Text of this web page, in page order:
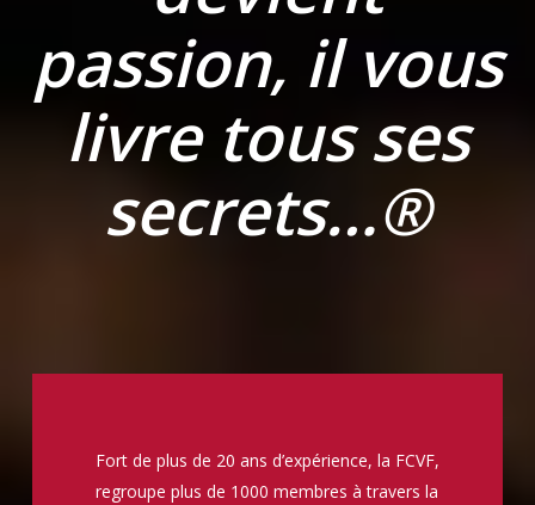
passion, il vous
livre tous ses
secrets…®️
Fort de plus de 20 ans d’expérience, la FCVF,
regroupe plus de 1000 membres à travers la